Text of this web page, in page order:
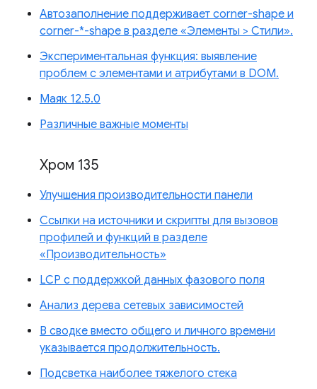
Автозаполнение поддерживает corner-shape и
corner-*-shape в разделе «Элементы > Стили».
Экспериментальная функция: выявление
проблем с элементами и атрибутами в DOM.
Маяк 12.5.0
Различные важные моменты
Хром 135
Улучшения производительности панели
Ссылки на источники и скрипты для вызовов
профилей и функций в разделе
«Производительность»
LCP с поддержкой данных фазового поля
Анализ дерева сетевых зависимостей
В сводке вместо общего и личного времени
указывается продолжительность.
Подсветка наиболее тяжелого стека